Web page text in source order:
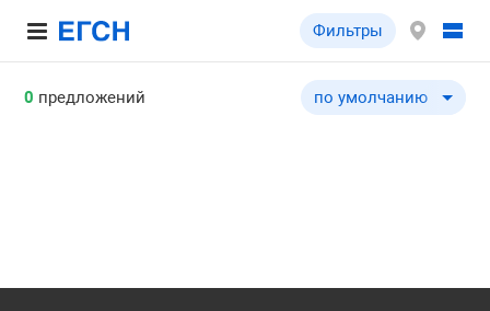
Фильтры
0 предложений по умолчанию
по умолчанию